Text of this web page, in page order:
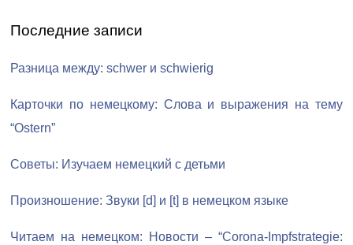
Последние записи
Разница между: schwer и schwierig
Карточки по немецкому: Слова и выражения на тему
“Ostern”
Советы: Изучаем немецкий с детьми
Произношение: Звуки [d] и [t] в немецком языке
Читаем на немецком: Новости – “Corona-Impfstrategie: